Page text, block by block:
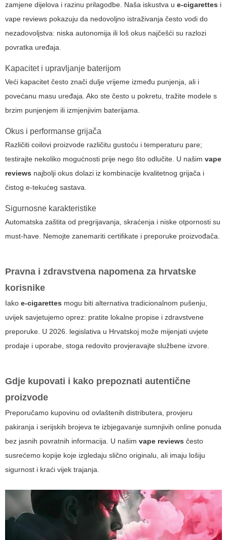
zamjene dijelova i razinu prilagodbe. Naša iskustva u e-cigarettes i
vape reviews pokazuju da nedovoljno istraživanja često vodi do
nezadovoljstva: niska autonomija ili loš okus najčešći su razlozi
povratka uređaja.
Kapacitet i upravljanje baterijom
Veći kapacitet često znači dulje vrijeme između punjenja, ali i
povećanu masu uređaja. Ako ste često u pokretu, tražite modele s
brzim punjenjem ili izmjenjivim baterijama.
Okus i performanse grijača
Različiti coilovi proizvode različitu gustoću i temperaturu pare;
testirajte nekoliko mogućnosti prije nego što odlučite. U našim vape
reviews najbolji okus dolazi iz kombinacije kvalitetnog grijača i
čistog e-tekućeg sastava.
Sigurnosne karakteristike
Automatska zaštita od pregrijavanja, skraćenja i niske otpornosti su
must-have. Nemojte zanemariti certifikate i preporuke proizvođača.
Pravna i zdravstvena napomena za hrvatske
korisnike
Iako e-cigarettes mogu biti alternativa tradicionalnom pušenju,
uvijek savjetujemo oprez: pratite lokalne propise i zdravstvene
preporuke. U 2026. legislativa u Hrvatskoj može mijenjati uvjete
prodaje i uporabe, stoga redovito provjeravajte službene izvore.
Gdje kupovati i kako prepoznati autentične
proizvode
Preporučamo kupovinu od ovlaštenih distributera, provjeru
pakiranja i serijskih brojeva te izbjegavanje sumnjivih online ponuda
bez jasnih povratnih informacija. U našim vape reviews često
susrećemo kopije koje izgledaju slično originalu, ali imaju lošiju
sigurnost i kraći vijek trajanja.